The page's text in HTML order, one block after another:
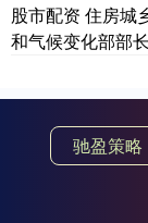
股市配资 住房城
和气候变化部部
驰盈策略